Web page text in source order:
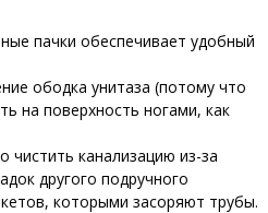
пачки обеспечивает удобный
ободка унитаза (потому что
на поверхность ногами, как
чистить канализацию из-за
другого подручного
которыми засоряют трубы.